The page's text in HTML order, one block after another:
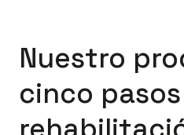
Nuestro
cinco